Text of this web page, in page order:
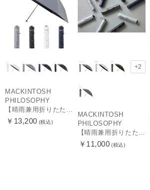
MACKINTOSH
PHILOSOPHY
【晴雨兼用折りたたみ日傘】マッキントッシュ フィロソフィー (MACKINTOSH PHILOSOPHY)ゴースト（GHOST） 雨の日OK 軽量 一級遮光 遮熱 UV
￥13,200 (税込)
+2
MACKINTOSH
PHILOSOPHY
【晴雨兼用折りたたみ日傘】マッキントッシュ フィロソフィー(MACKINTOSH PHILOSOPHY) バーブレラ サンプロテクトシリーズ（SUNPROTECT）無地 軽量 遮熱 遮光100 60
￥11,000 (税込)